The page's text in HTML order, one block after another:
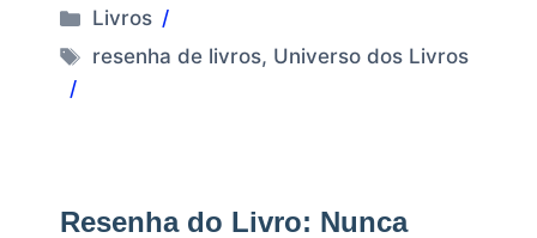
Categorias
Livros
Tags
resenha de livros, Universo dos Livros
Resenha do Livro: Nunca